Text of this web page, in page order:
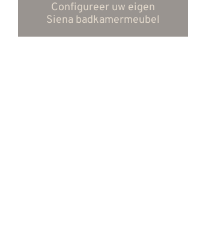
Configureer uw eigen
Siena badkamermeubel